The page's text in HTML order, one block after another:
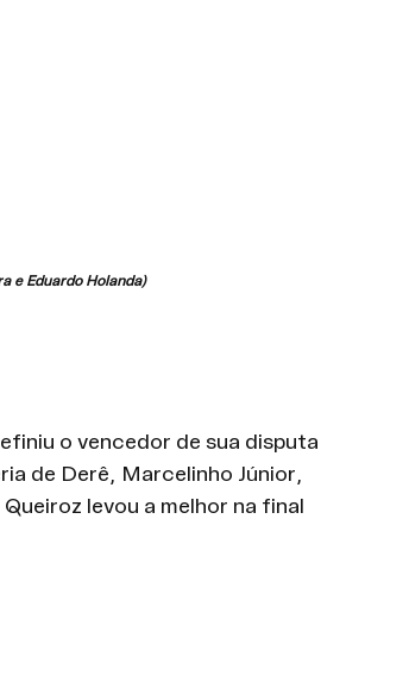
e Eduardo Holanda)
o vencedor de sua disputa
de Derê, Marcelinho Júnior,
levou a melhor na final